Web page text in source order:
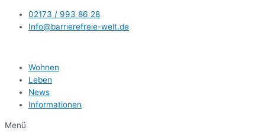
Inhalt
springen
02173 / 993 86 28
Info@barrierefreie-welt.de
Wohnen
Leben
News
Informationen
Menü